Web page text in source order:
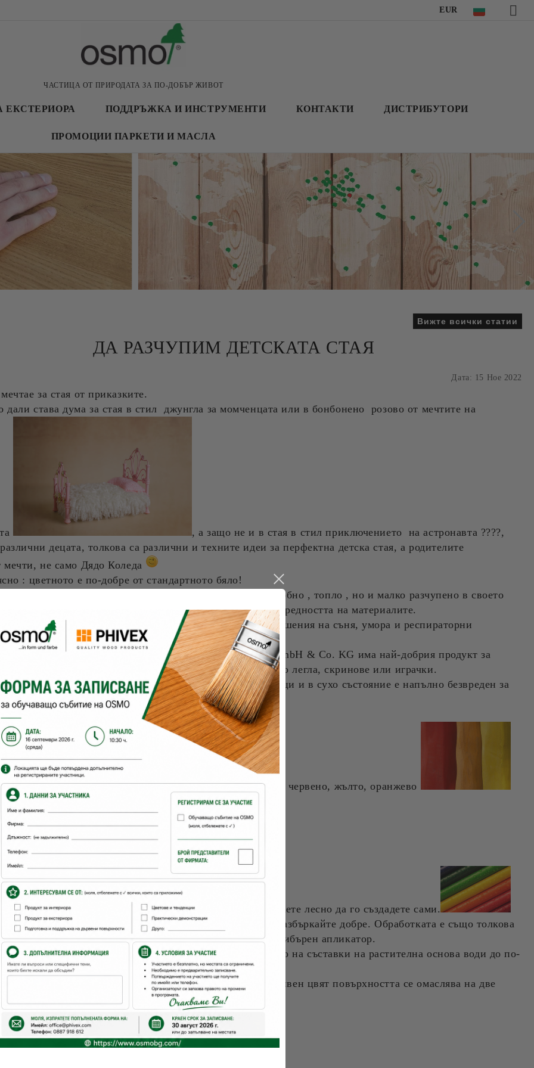
EUR
ЧАСТИЦА ОТ ПРИРОДАТА ЗА ПО-ДОБЪР ЖИВОТ
ЕКСТЕРИОРА ПОДДРЪЖКА И ИНСТРУМЕНТИ КОНТАКТИ ДИСТРИБУТОРИ
ПРОМОЦИИ ПАРКЕТИ И МАСЛА
Вижте всички статии
ДА РАЗЧУПИМ ДЕТСКАТА СТАЯ
Дата: 15 Ное 2022
за стая от приказките.
дали става дума за стая в стил джунгла за момченцата или в бонбонено розово от мечтите на
, а защо не и в стая в стил приключението на астронавта ????,
децата, толкова са различни и техните идеи за перфектна детска стая, а родителите
мечти, не само Дядо Коледа
: цветното е по-добре от стандартното бяло!
че всеки един родител желае детето му да се чувства удобно , топло , но и малко разчупено в своето
Освен всичко това , друг много важен фактор е безвредността на материалите.
във въздуха могат да предизвикат алергии, нарушения на съня, умора и респираторни
повърхности на закрито, Osmo Holz und Color GmbH & Co. KG има най-добрия продукт за
и здравословен дизайн на дървени повърхности - като легла, скринове или играчки.
вакса е базиран на естествени растителни масла и восъци и в сухо състояние е напълно безвреден за
и растения.
и с широк цветови спектър.
цвята - от светъл дъб, махагон и абанос до интензивно червено, жълто, оранжево
цветови нюанс не е наличен в този продукт, можете лесно да го създадете сами.
това, поставете съответните цветове в чист съд и разбъркайте добре. Обработката е също толкова
нанесете с четка, микрофибърен валяк или с микрофибърен апликатор.
с конвенционалните системи за покритие, използването на съставки на растителна основа води до по-
оцветяване и по-хармонично покритие.
прозрачен нюанс, а за любителите на по-интензивен цвят повърхността се омаслява на две